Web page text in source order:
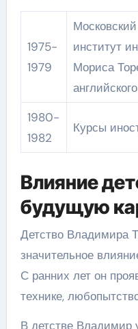
1975-
1979
институт
Мориса
1980-
1982
Курсы
Влияние
будущую
Детство Владимира
значительное
С ранних лет он
технике,
В детстве Владимир